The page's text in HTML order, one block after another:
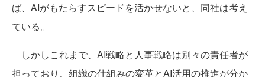
ば、AIがもたらすスピードを活かせないと、同社は考え
ている。
しかしこれまで、AI戦略と人事戦略は別々の責任者が
担っており、組織の仕組みの変革とAI活用の推進が分か